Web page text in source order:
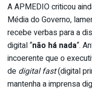
A APMEDIO criticou
Média do Governo,
recebe verbas para a
digital “não há nada“.
incoerente que o
de digital fast(digital
mantenha a imprensa